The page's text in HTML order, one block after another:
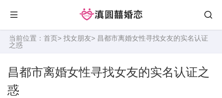
当前位置： 首页> 找女朋友> 昌都市离婚女性寻找女友的实名认证
之惑
昌都市离婚女性寻找女友的实名认证之
惑